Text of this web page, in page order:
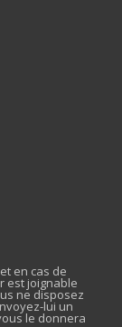
en cas de
est joignable
ne disposez
lui un
le donnera